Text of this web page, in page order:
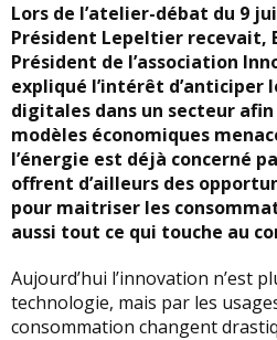
Lors de l’atelier-débat du 9
Président Lepeltier recevait,
Président de l’association
expliqué l’intérêt d’anticiper
digitales dans un secteur afin
modèles économiques
l’énergie est déjà concerné
offrent d’ailleurs des
pour maitriser les
aussi tout ce qui touche au
Aujourd’hui l’innovation n’est
technologie, mais par les
consommation changent